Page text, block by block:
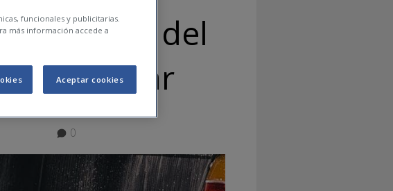
del
cal evitar
0
funcionales y publicitarias.
más información accede a
Aceptar cookies